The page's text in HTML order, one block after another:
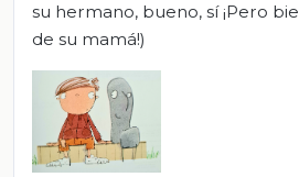
su hermano, bueno, sí ¡Pero
de su mamá!)